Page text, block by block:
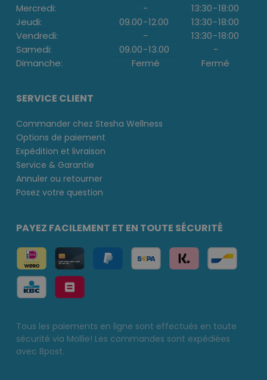
Mercredi:
- 13:30-18:00
Jeudi:
09.00-12.00 13:30-18:00
Vendredi:
- 13:30-18:00
Samedi:
09.00-13.00
-
Dimanche:
Fermé Fermé
SERVICE CLIENT
Commander chez Stesha Wellness
Options de paiement
Expédition et livraison
Service & Garantie
Annuler ou retourner
Posez votre question
PAYEZ FACILEMENT ET EN TOUTE SÉCURITÉ
Tous les paiements en ligne sont effectués en toute
sécurité via Mollie! Les commandes sont expédiées
avec Bpost.